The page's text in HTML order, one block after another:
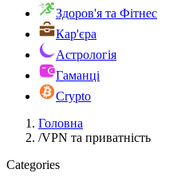
Здоров'я та Фітнес
Кар'єра
Астрологія
Гаманці
Crypto
Головна
/VPN та приватність
Categories